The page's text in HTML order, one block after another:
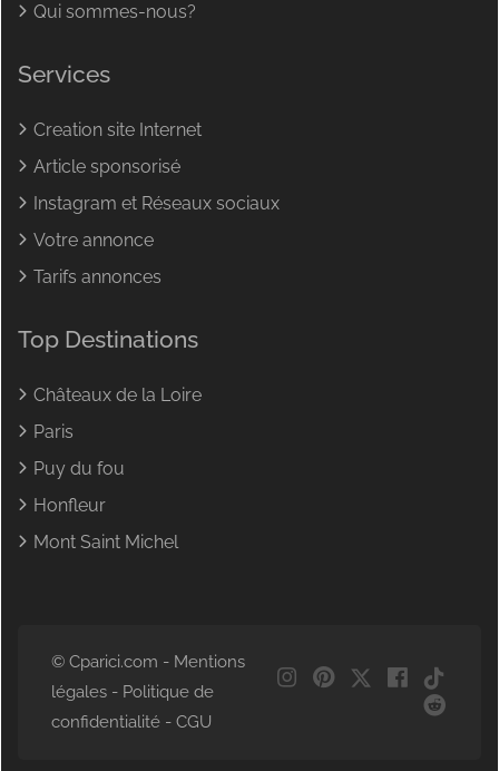
Qui sommes-nous?
Services
Creation site Internet
Article sponsorisé
Instagram et Réseaux sociaux
Votre annonce
Tarifs annonces
Top Destinations
Châteaux de la Loire
Paris
Puy du fou
Honfleur
Mont Saint Michel
© Cparici.com - Mentions
légales - Politique de
confidentialité - CGU